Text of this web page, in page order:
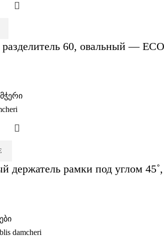
60, овальный — ECO
держатель рамки под углом 45˚,